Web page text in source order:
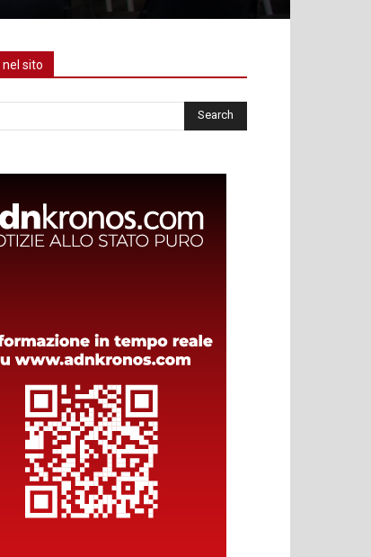
nel sito